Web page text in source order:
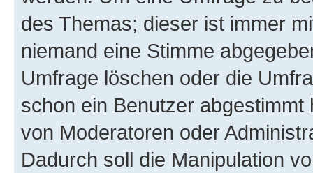
des Themas; dieser ist immer
niemand eine Stimme
Umfrage löschen oder die
schon ein Benutzer
von Moderatoren oder
Dadurch soll die Manipulation